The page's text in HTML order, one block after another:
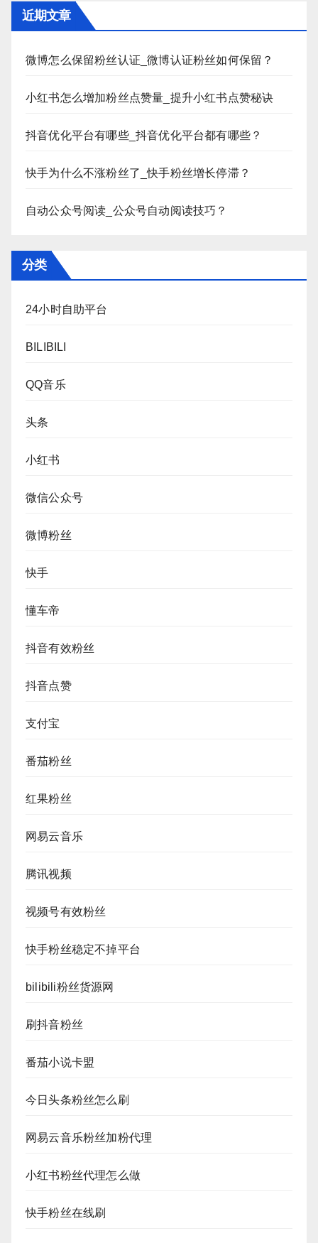
近期文章
微博怎么保留粉丝认证_微博认证粉丝如何保留？
小红书怎么增加粉丝点赞量_提升小红书点赞秘诀
抖音优化平台有哪些_抖音优化平台都有哪些？
快手为什么不涨粉丝了_快手粉丝增长停滞？
自动公众号阅读_公众号自动阅读技巧？
分类
24小时自助平台
BILIBILI
QQ音乐
头条
小红书
微信公众号
微博粉丝
快手
懂车帝
抖音有效粉丝
抖音点赞
支付宝
番茄粉丝
红果粉丝
网易云音乐
腾讯视频
视频号有效粉丝
快手粉丝稳定不掉平台
bilibili粉丝货源网
刷抖音粉丝
番茄小说卡盟
今日头条粉丝怎么刷
网易云音乐粉丝加粉代理
小红书粉丝代理怎么做
快手粉丝在线刷